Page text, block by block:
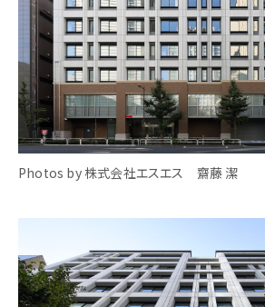
Photos by 株式会社エスエス 齋藤 潔